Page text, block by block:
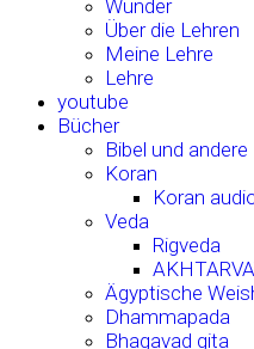
Wunder
Über die Lehren
Meine Lehre
Lehre
youtube
Bücher
Bibel und
Koran
Koran
Veda
Rigveda
Ägyptische
Dhammapada
Bhagavad gita